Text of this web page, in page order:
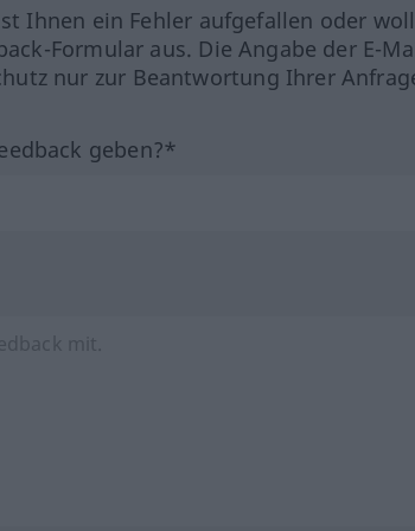
Ihnen ein Fehler aufgefallen oder
Formular aus. Die Angabe der E-
nur zur Beantwortung Ihrer
geben?*